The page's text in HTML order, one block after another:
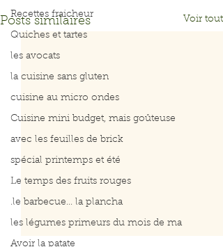
Recettes fraicheur
Quiches et tartes
les avocats
la cuisine sans gluten
cuisine au micro ondes
Cuisine mini budget, mais goûteuse
avec les feuilles de brick
spécial printemps et été
Le temps des fruits rouges
.le barbecue... la plancha
les légumes primeurs du mois de ma
Avoir la patate
Posts similaires Voir tout